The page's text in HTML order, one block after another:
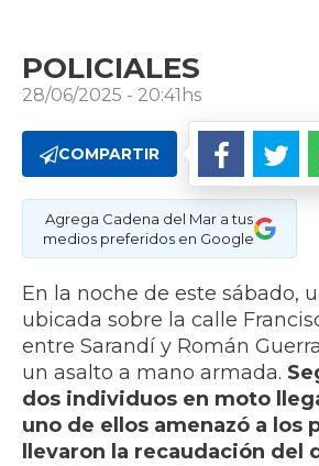
POLICIALES
28/06/2025 - 20:41hs
COMPARTIR
Agrega Cadena del Mar a tus
medios preferidos en Google
En la noche de este sábado,
ubicada sobre la calle
entre Sarandí y Román
un asalto a mano armada.
dos individuos en moto
uno de ellos amenazó a los
llevaron la recaudación del